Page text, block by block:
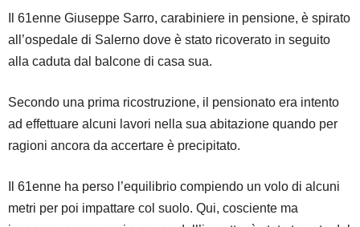
Il 61enne Giuseppe Sarro, carabiniere in pensione, è spirato
all’ospedale di Salerno dove è stato ricoverato in seguito
alla caduta dal balcone di casa sua.
Secondo una prima ricostruzione, il pensionato era intento
ad effettuare alcuni lavori nella sua abitazione quando per
ragioni ancora da accertare è precipitato.
Il 61enne ha perso l’equilibrio compiendo un volo di alcuni
metri per poi impattare col suolo. Qui, cosciente ma